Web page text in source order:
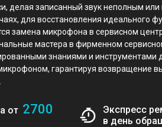
делая записанный звук неполным
для восстановления идеального
замена микрофона в сервисном
мастера в фирменном
знаниями и инструментами
гарантируя возвращение
от 2700
Экспресс
в день